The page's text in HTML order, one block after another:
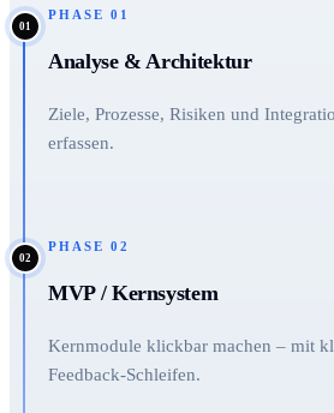
01
PHASE 01
Analyse & Architektur
Ziele, Prozesse, Risiken und
erfassen.
02
PHASE 02
MVP / Kernsystem
Kernmodule klickbar machen – mit
Feedback-Schleifen.